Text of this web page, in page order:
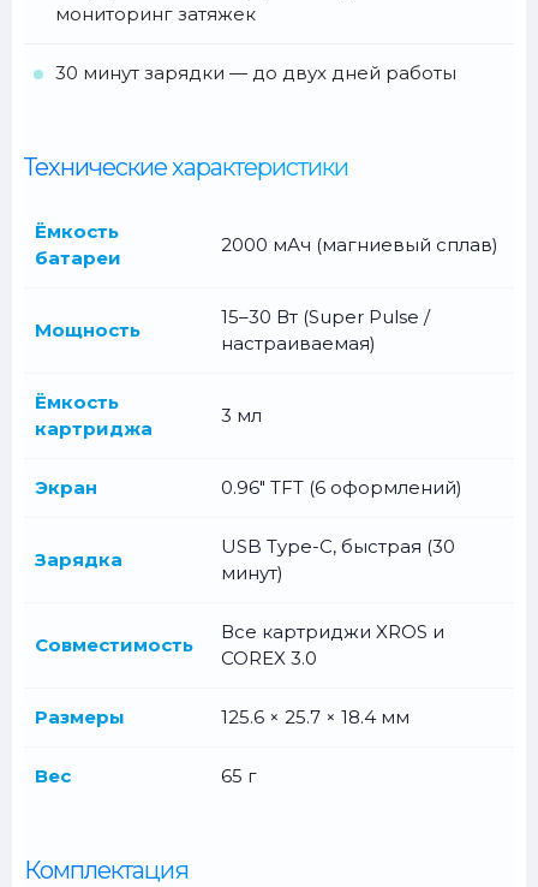
мониторинг затяжек
30 минут зарядки — до двух дней работы
Технические характеристики
Ёмкость
батареи
2000 мАч (магниевый сплав)
Мощность
15–30 Вт (Super Pulse /
настраиваемая)
Ёмкость
картриджа
3 мл
Экран 0.96" TFT (6 оформлений)
Зарядка
USB Type-C, быстрая (30
минут)
Совместимость
Все картриджи XROS и
COREX 3.0
Размеры 125.6 × 25.7 × 18.4 мм
Вес 65 г
Комплектация